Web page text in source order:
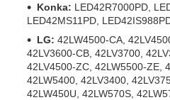
Konka: LED42R7000PD,
LED42MS11PD,
LG: 42LW4500-CA,
42LV3600-CB, 42LV3700,
42LV4500-ZC, 42LW5500-ZE,
42LW5400, 42LV3400,
42LW450U, 42LW570S,